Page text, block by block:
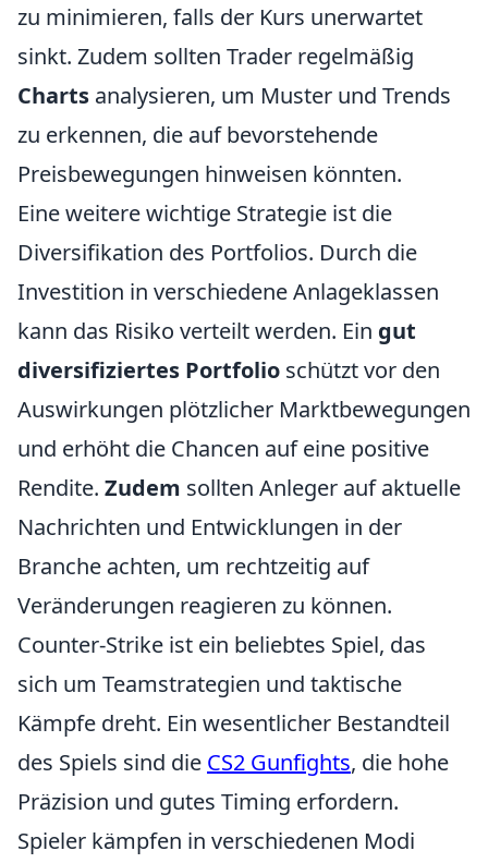
zu minimieren, falls der Kurs unerwartet
sinkt. Zudem sollten Trader regelmäßig
Charts analysieren, um Muster und Trends
zu erkennen, die auf bevorstehende
Preisbewegungen hinweisen könnten.
Eine weitere wichtige Strategie ist die
Diversifikation des Portfolios. Durch die
Investition in verschiedene Anlageklassen
kann das Risiko verteilt werden. Ein gut
diversifiziertes Portfolio schützt vor den
Auswirkungen plötzlicher Marktbewegungen
und erhöht die Chancen auf eine positive
Rendite. Zudem sollten Anleger auf aktuelle
Nachrichten und Entwicklungen in der
Branche achten, um rechtzeitig auf
Veränderungen reagieren zu können.
Counter-Strike ist ein beliebtes Spiel, das
sich um Teamstrategien und taktische
Kämpfe dreht. Ein wesentlicher Bestandteil
des Spiels sind die CS2 Gunfights, die hohe
Präzision und gutes Timing erfordern.
Spieler kämpfen in verschiedenen Modi